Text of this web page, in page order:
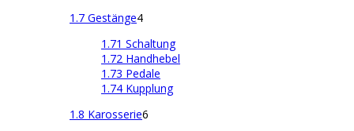
1.7 Gestänge4
1.71 Schaltung
1.72 Handhebel
1.73 Pedale
1.74 Kupplung
1.8 Karosserie6